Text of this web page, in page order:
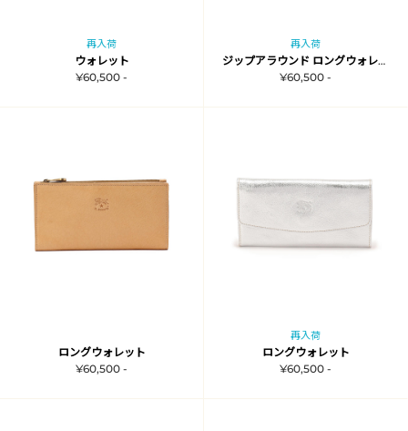
再入荷
ウォレット
¥60,500 -
再入荷
ジップアラウンド ロングウォレット
¥60,500 -
ロングウォレット
¥60,500 -
再入荷
ロングウォレット
¥60,500 -